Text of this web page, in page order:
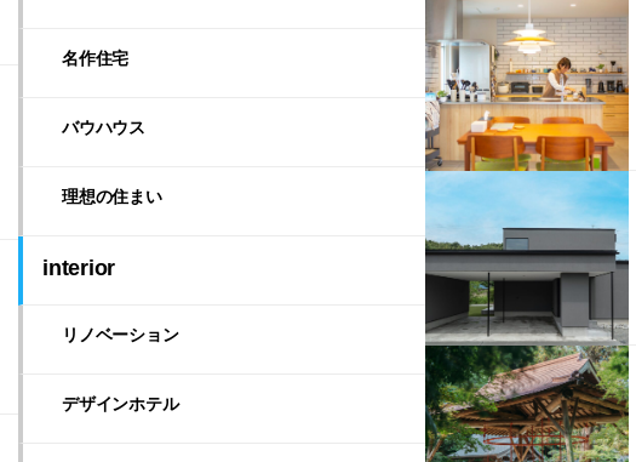
名作住宅
バウハウス
理想の住まい
interior
リノベーション
デザインホテル